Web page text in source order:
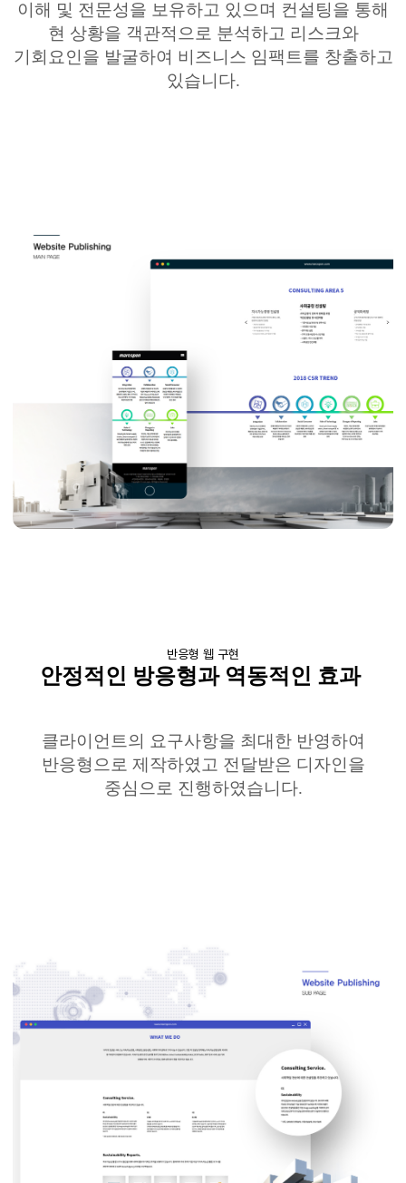
이해 및 전문성을 보유하고 있으며 컨설팅을 통해
현 상황을 객관적으로 분석하고 리스크와
기회요인을 발굴하여 비즈니스 임팩트를 창출하고
있습니다.
반응형 웹 구현
안정적인 방응형과역동적인 효과
클라이언트의 요구사항을 최대한 반영하여
반응형으로 제작하였고 전달받은 디자인을
중심으로 진행하였습니다.